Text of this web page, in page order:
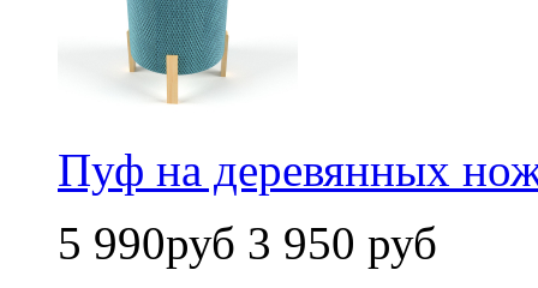
Пуф на деревянных
5 990руб 3 950 руб